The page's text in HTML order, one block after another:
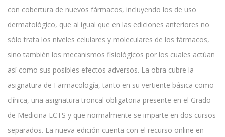
con cobertura de nuevos fármacos, incluyendo los de uso
dermatológico, que al igual que en las ediciones anteriores no
sólo trata los niveles celulares y moleculares de los fármacos,
sino también los mecanismos fisiológicos por los cuales actúan
así como sus posibles efectos adversos. La obra cubre la
asignatura de Farmacología, tanto en su vertiente básica como
clínica, una asignatura troncal obligatoria presente en el Grado
de Medicina ECTS y que normalmente se imparte en dos cursos
separados. La nueva edición cuenta con el recurso online en